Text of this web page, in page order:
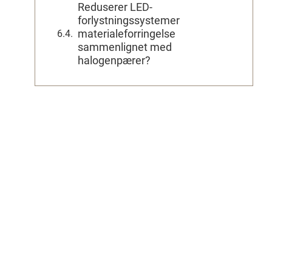
Reduserer LED-
forlystningssystemer
materialeforringelse
sammenlignet med
halogenpærer?